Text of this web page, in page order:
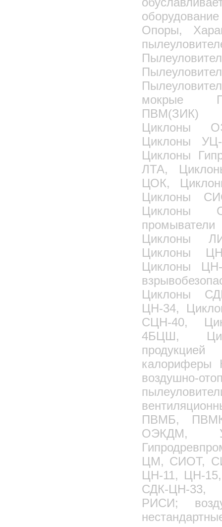
Опоры,
мокрые
ПВМ(ЗИК)
Циклоны
Циклоны
Циклоны
ЛТА,
ЦОК,
Циклоны
Циклоны
Циклоны
Циклоны
Циклоны
Циклоны
ЦН-34,
СЦН-40,
4БЦШ,
продукцией
воздушно-
ПВМБ,
ОЭКДМ,
ЦМ, СИОТ,
ЦН-11, ЦН-
СДК-ЦН-33,
РИСИ;